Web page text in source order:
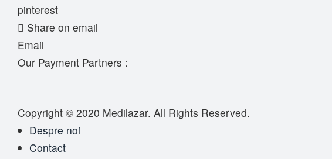
pinterest
Share on email
Email
Our Payment Partners :
Copyright © 2020 Medilazar. All Rights Reserved.
Despre noi
Contact